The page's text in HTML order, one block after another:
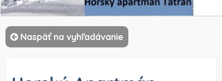
Naspäť na vyhľadávanie